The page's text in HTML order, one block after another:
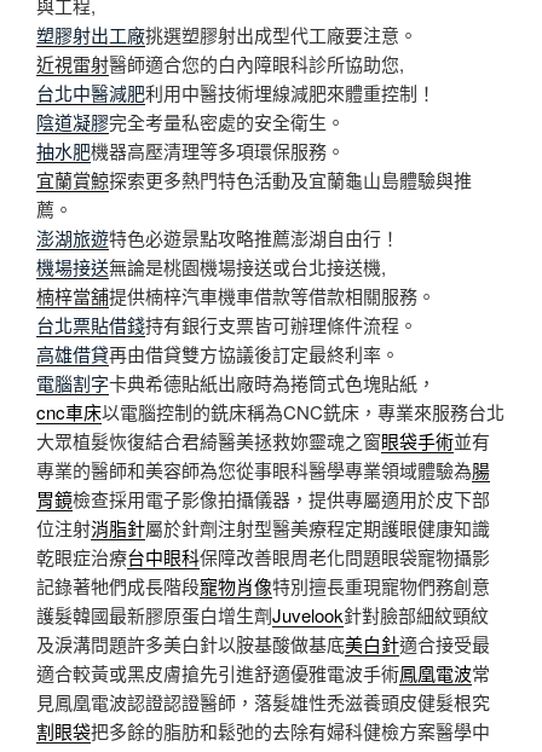
與工程,
塑膠射出工廠挑選塑膠射出成型代工廠要注意。
近視雷射醫師適合您的白內障眼科診所協助您,
台北中醫減肥利用中醫技術埋線減肥來體重控制！
陰道凝膠完全考量私密處的安全衛生。
抽水肥機器高壓清理等多項環保服務。
宜蘭賞鯨探索更多熱門特色活動及宜蘭龜山島體驗與推
薦。
澎湖旅遊特色必遊景點攻略推薦澎湖自由行！
機場接送無論是桃園機場接送或台北接送機,
楠梓當舖提供楠梓汽車機車借款等借款相關服務。
台北票貼借錢持有銀行支票皆可辦理條件流程。
高雄借貸再由借貸雙方協議後訂定最終利率。
電腦割字卡典希德貼紙出廠時為捲筒式色塊貼紙，
cnc車床以電腦控制的銑床稱為CNC銑床，專業來服務台北
大眾植髮恢復結合君綺醫美拯救妳靈魂之窗眼袋手術並有
專業的醫師和美容師為您從事眼科醫學專業領域體驗為腸
胃鏡檢查採用電子影像拍攝儀器，提供專屬適用於皮下部
位注射消脂針屬於針劑注射型醫美療程定期護眼健康知識
乾眼症治療台中眼科保障改善眼周老化問題眼袋寵物攝影
記錄著牠們成長階段寵物肖像特別擅長重現寵物們務創意
護髮韓國最新膠原蛋白增生劑Juvelook針對臉部細紋頸紋
及淚溝問題許多美白針以胺基酸做基底美白針適合接受最
適合較黃或黑皮膚搶先引進舒適優雅電波手術鳳凰電波常
見鳳凰電波認證認證醫師，落髮雄性禿滋養頭皮健髮根究
割眼袋把多餘的脂肪和鬆弛的去除有婦科健檢方案醫學中